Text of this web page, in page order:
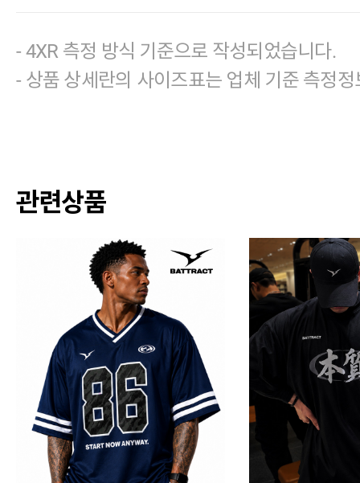
- 4XR 측정 방식 기준으로 작성되었습니다.
- 상품 상세란의 사이즈표는 업체 기준 측정정
관련상품